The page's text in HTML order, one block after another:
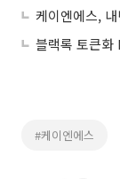
블랙록 토큰화
#케이엔에스